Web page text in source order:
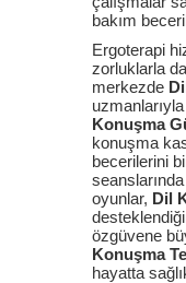
bakım
Ergoterapi
zorluklarla
merkezde
Konuşma
konuşma
becerilerini
oyunlar, Dil
özgüvene
Konuşma
hayatta